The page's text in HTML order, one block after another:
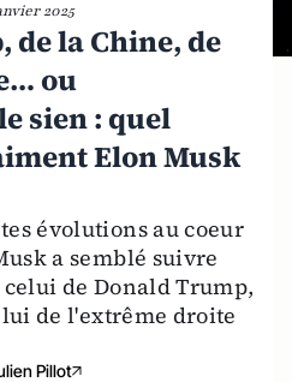
2025
de la Chine, de
ou
sien : quel
Elon Musk
évolutions au coeur
a semblé suivre
de Donald Trump,
de l'extrême droite
Pillot